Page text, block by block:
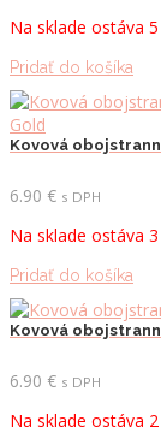
Na sklade ostáva 5
Pridať do košíka
Kovová
6.90 € s DPH
Na sklade ostáva 3
Pridať do košíka
Kovová
6.90 € s DPH
Na sklade ostáva 2